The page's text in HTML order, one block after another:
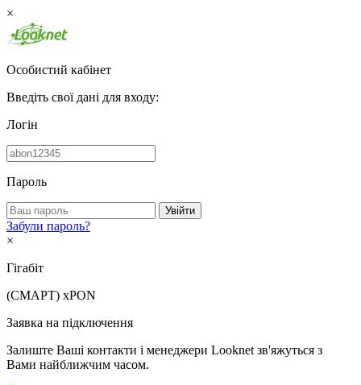
×
Особистий кабінет
Введіть свої дані для входу:
Логін
Пароль
Увійти
Забули пароль?
×
Гігабіт
(СМАРТ) xPON
Заявка на підключення
Залиште Ваші контакти і менеджери Looknet зв'яжуться з
Вами найближчим часом.